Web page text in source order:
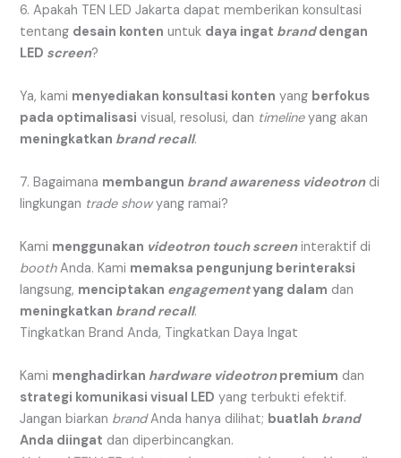
6. Apakah TEN LED Jakarta dapat memberikan konsultasi
tentang desain konten untuk daya ingat branddengan
LED screen?
Ya, kami menyediakan konsultasi konten yang berfokus
pada optimalisasi visual, resolusi, dan timelineyang akan
meningkatkan brand recall.
7. Bagaimana membangun brand awareness videotrondi
lingkungan trade showyang ramai?
Kami menggunakan videotron touch screeninteraktif di
boothAnda. Kami memaksa pengunjung berinteraksi
langsung, menciptakan engagementyang dalam dan
meningkatkan brand recall.
Tingkatkan Brand Anda, Tingkatkan Daya Ingat
Kami menghadirkan hardware videotronpremium dan
strategi komunikasi visual LED yang terbukti efektif.
Jangan biarkan brandAnda hanya dilihat; buatlah brand
Anda diingat dan diperbincangkan.